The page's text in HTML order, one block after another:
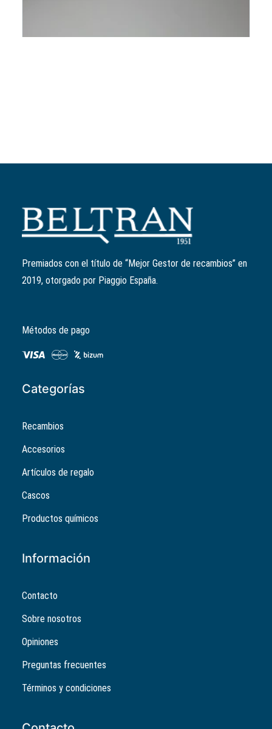
Patín variador
842175
1,23
original
era:
actual
Premiados con el título de “Mejor Gestor de recambios” en
2019, otorgado por Piaggio España.
Métodos de pago
Categorías
Recambios
Accesorios
Artículos de regalo
Cascos
Productos químicos
Información
Contacto
Sobre nosotros
Opiniones
Preguntas frecuentes
Términos y condiciones